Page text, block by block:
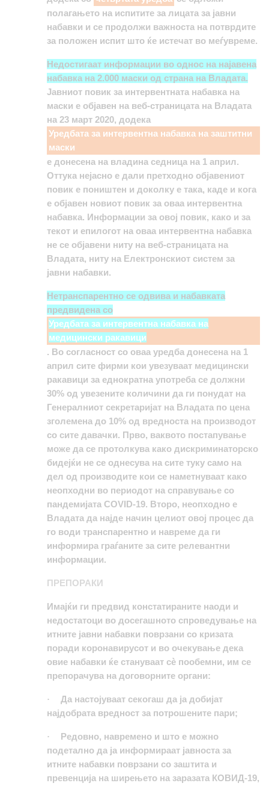
полагањето на испитите за лицата за јавни
набавки и се продолжи важноста на потврдите
за положен испит што ќе истечат во меѓувреме.
Недостигаат информации во однос на најавена
набавка на 2.000 маски од страна на Владата.
Јавниот повик за интервентната набавка на
маски е објавен на веб-страницата на Владата
на 23 март 2020, додека
Уредбата за интервентна набавка на заштитни
маски
е донесена на владина седница на 1 април.
Оттука нејасно е дали претходно објавениот
повик е поништен и доколку е така, каде и кога
е објавен новиот повик за оваа интервентна
набавка. Информации за овој повик, како и за
текот и епилогот на оваа интервентна набавка
не се објавени ниту на веб-страницата на
Владата, ниту на Електронскиот систем за
јавни набавки.
Нетранспарентно се одвива и набавката
предвидена со
Уредбата за интервентна набавка на
медицински ракавици
. Во согласност со оваа уредба донесена на 1
април сите фирми кои увезуваат медицински
ракавици за еднократна употреба се должни
30% од увезените количини да ги понудат на
Генералниот секретаријат на Владата по цена
зголемена до 10% од вредноста на производот
со сите давачки. Прво, ваквото постапување
може да се протолкува како дискриминаторско
бидејќи не се однесува на сите туку само на
дел од производите кои се наметнуваат како
неопхoдни во периодот на справување со
пандемијата COVID-19. Второ, неопходно е
Владата да најде начин целиот овој процес да
го води транспарентно и навреме да ги
информира граѓаните за сите релевантни
информации.
ПРЕПОРАКИ
Имајќи ги предвид констатираните наоди и
недостатоци во досегашното спроведување на
итните јавни набавки поврзани со кризата
поради коронавирусот и во очекување дека
овие набавки ќе стануваат сè пообемни, им се
препорачува на договорните органи:
·
Да настојуваат секогаш да ја добијат
најдобрата вредност за потрошените пари;
·
Редовно, навремено и што е можно
подетално да ја информираат јавноста за
итните набавки поврзани со заштита и
превенција на ширењето на заразата КОВИД-19,